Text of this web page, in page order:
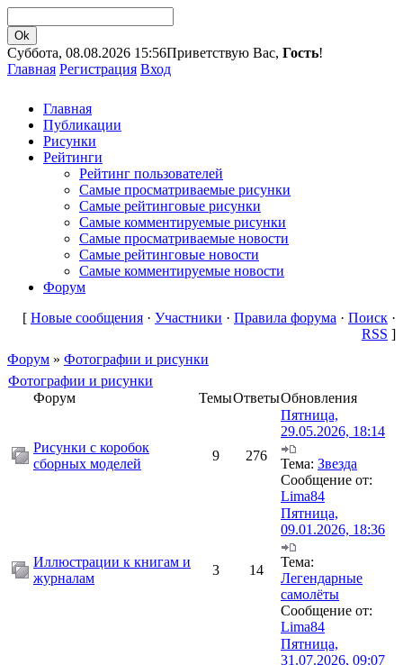
Суббота, 08.08.2026 15:56Приветствую Вас, Гость!
Главная Регистрация Вход
Главная
Публикации
Рисунки
Рейтинги
Рейтинг пользователей
Самые просматриваемые рисунки
Самые рейтинговые рисунки
Самые комментируемые рисунки
Самые просматриваемые новости
Самые рейтинговые новости
Самые комментируемые новости
Форум
[ Новые сообщения · Участники · Правила форума · Поиск ·
RSS ]
Форум » Фотографии и рисунки
Фотографии и рисунки
Форум
ТемыОтветыОбновления
Рисунки с коробок
сборных моделей
9 276
Пятница,
29.05.2026, 18:14
Тема: Звезда
Сообщение от:
Lima84
Иллюстрации к книгам и
журналам
3 14
Пятница,
09.01.2026, 18:36
Тема:
Легендарные
самолёты
Сообщение от:
Lima84
Пятница,
31.07.2026, 09:07